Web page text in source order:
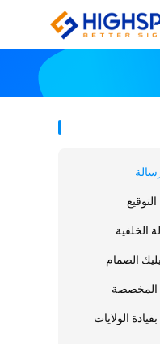
الخلفية
الصمام
المخصصة
الولايات